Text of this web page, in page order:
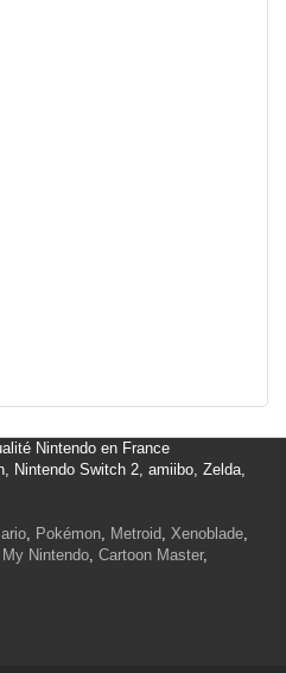
Nintendo en France
Nintendo Switch 2, amiibo, Zelda,
, Pokémon, Metroid, Xenoblade,
My Nintendo, Cartoon Master,